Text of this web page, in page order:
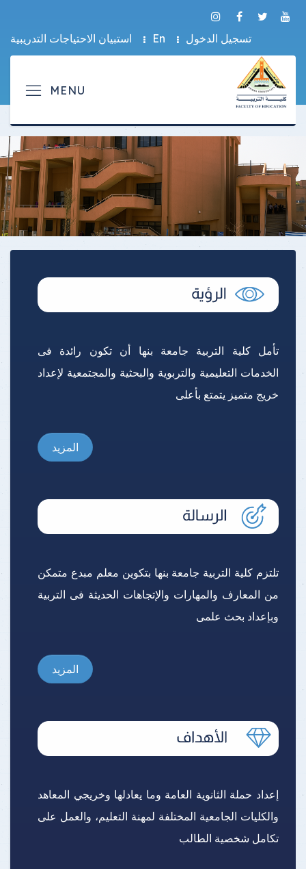
تسجيل الدخول En استبيان الاحتياجات التدريبية
تأمل كلية التربية جامعة بنها أن تكون رائدة فى
الخدمات التعليمية والتربوية والبحثية والمجتمعية لإعداد
خريج متميز يتمتع بأعلى
المزيد
تلتزم كلية التربية جامعة بنها بتكوين معلم مبدع متمكن
من المعارف والمهارات والإتجاهات الحديثة فى التربية
وبإعداد بحث علمى
المزيد
إعداد حملة الثانوية العامة وما يعادلها وخريجي المعاهد
والكليات الجامعية المختلفة لمهنة التعليم، والعمل على
تكامل شخصية الطالب